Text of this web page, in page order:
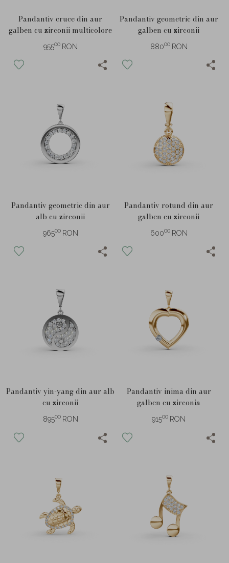
Pandantiv cruce din aur
galben cu zirconii multicolore
95500 RON
Pandantiv geometric din aur
galben cu zirconii
88000 RON
Pandantiv geometric din aur
alb cu zirconii
96500 RON
Pandantiv rotund din aur
galben cu zirconii
60000 RON
Pandantiv yin-yang din aur alb
cu zirconii
89500 RON
Pandantiv inima din aur
galben cu zirconia
91500 RON